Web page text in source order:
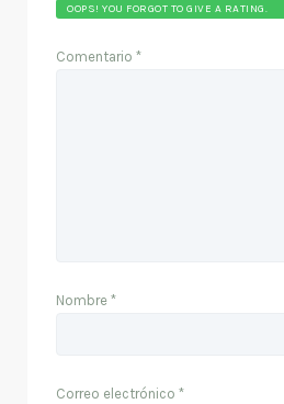
OOPS! YOU FORGOT TO GIVE A RATING.
Comentario *
Nombre *
Correo electrónico *